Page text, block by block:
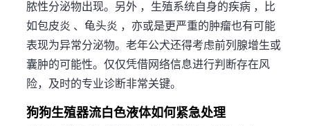
脓性分泌物出现。另外 ，生殖系统自身的疾病 ，比
如包皮炎 、龟头炎 ，亦或是更严重的肿瘤也有可能
表现为异常分泌物。老年公犬还得考虑前列腺增生或
囊肿的可能性。仅仅凭借网络信息进行判断存在风
险，及时的专业诊断非常关键。
狗狗生殖器流白色液体如何紧急处理